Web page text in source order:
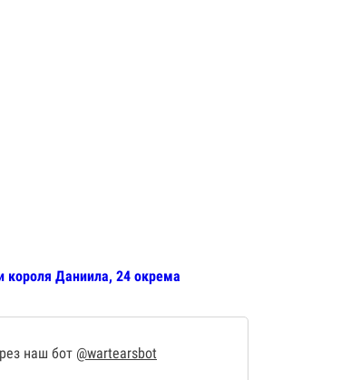
короля Даниила, 24 окрема
наш бот @wartearsbot